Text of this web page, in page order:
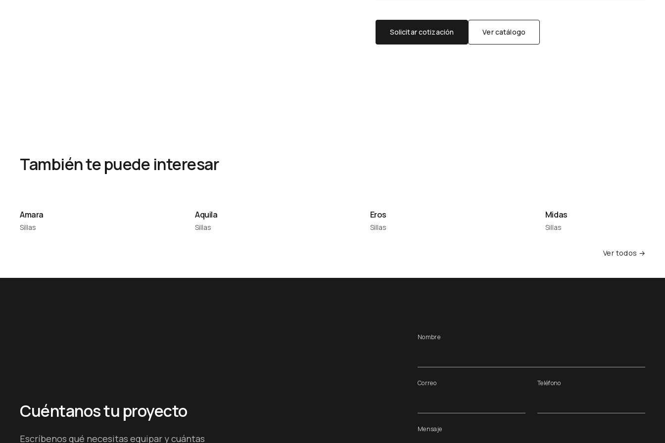
Solicitar cotización Ver catálogo
También te puede interesar
Amara
Sillas
Aquila
Sillas
Eros
Sillas
Midas
Sillas
Ver todos →
Cuéntanos tu proyecto
Escríbenos qué necesitas equipar y cuántas
Nombre
Correo Teléfono
Mensaje